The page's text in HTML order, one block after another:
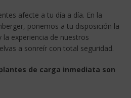
afecte a tu día a día. En la
ponemos a tu disposición la
experiencia de nuestros
a sonreír con total seguridad.
de carga inmediata son